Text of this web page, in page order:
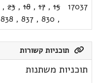
17037
15
,
17
,
18
,
23
,
,
830
,
837
,
838
תוכניות קשורות
תוכניות משתנות